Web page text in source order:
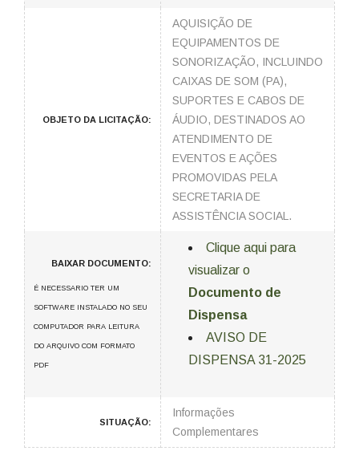
OBJETO DA LICITAÇÃO:
AQUISIÇÃO DE
EQUIPAMENTOS DE
SONORIZAÇÃO, INCLUINDO
CAIXAS DE SOM (PA),
SUPORTES E CABOS DE
ÁUDIO, DESTINADOS AO
ATENDIMENTO DE
EVENTOS E AÇÕES
PROMOVIDAS PELA
SECRETARIA DE
ASSISTÊNCIA SOCIAL.
BAIXAR DOCUMENTO:
É NECESSARIO TER UM
SOFTWARE INSTALADO NO SEU
COMPUTADOR PARA LEITURA
DO ARQUIVO COM FORMATO
PDF
Clique aqui para
visualizar o
Documento de
Dispensa
AVISO DE
DISPENSA 31-2025
SITUAÇÃO:
Informações
Complementares